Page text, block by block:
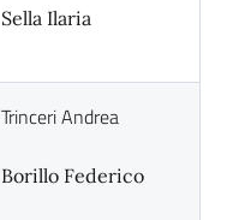
Sella Ilaria
Trinceri Andrea
Borillo Federico